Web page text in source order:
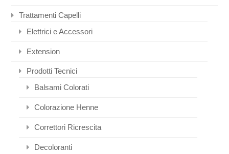
Trattamenti Capelli
Elettrici e Accessori
Extension
Prodotti Tecnici
Balsami Colorati
Colorazione Henne
Correttori Ricrescita
Decoloranti